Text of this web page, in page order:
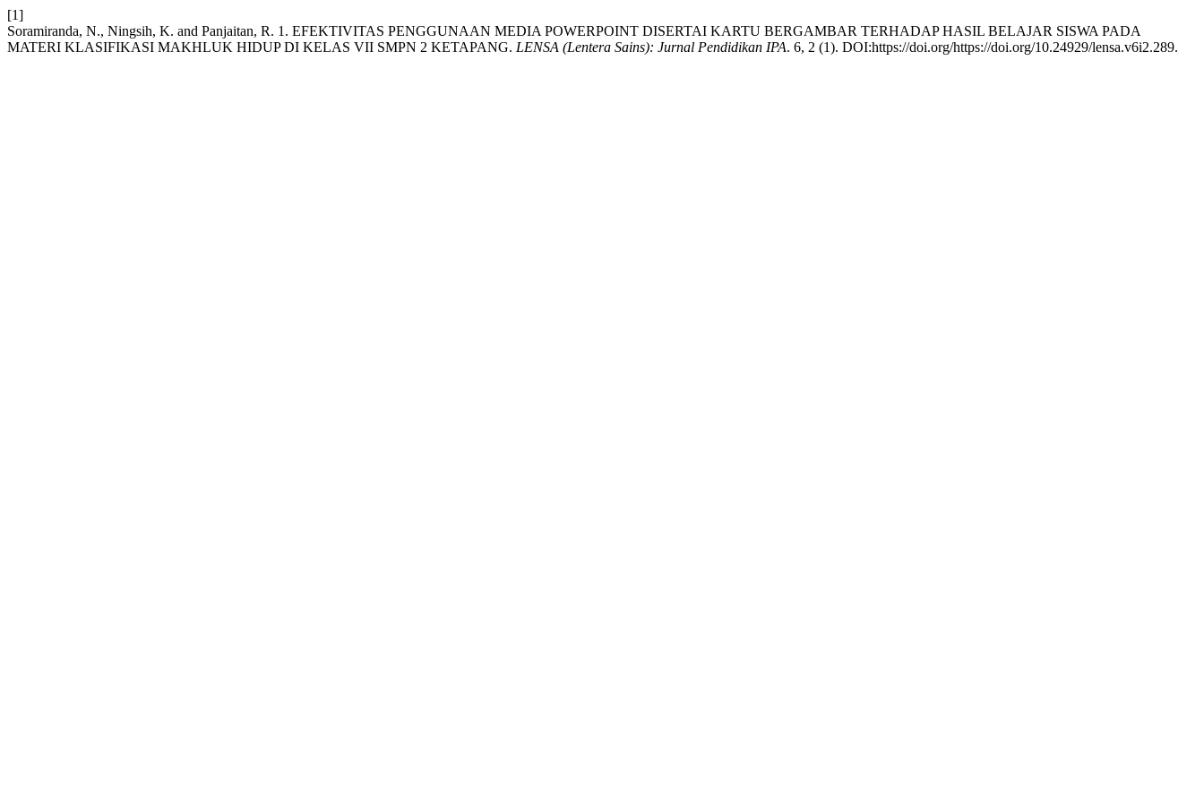
[1]
Soramiranda, N., Ningsih, K. and Panjaitan, R. 1. EFEKTIVITAS PENGGUNAAN MEDIA POWERPOINT DISERTAI KARTU BERGAMBAR TERHADAP HASIL BELAJAR SISWA PADA
MATERI KLASIFIKASI MAKHLUK HIDUP DI KELAS VII SMPN 2 KETAPANG. LENSA (Lentera Sains): Jurnal Pendidikan IPA. 6, 2 (1). DOI:https://doi.org/https://doi.org/10.24929/lensa.v6i2.289.